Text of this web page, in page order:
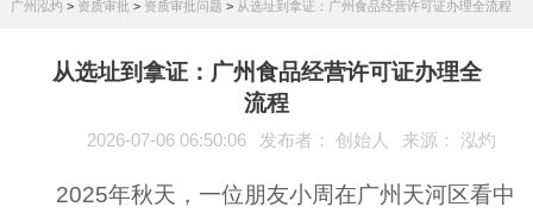
广州泓灼 > 资质审批 > 资质审批问题 > 从选址到拿证：广州食品经营许可证办理全流程
从选址到拿证：广州食品经营许可证办理全
流程
2026-07-06 06:50:06 发布者： 创始人 来源： 泓灼
2025年秋天，一位朋友小周在广州天河区看中